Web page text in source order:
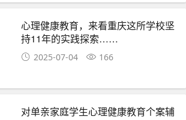
心理健康教育，来看重庆这所学校坚
持11年的实践探索……
2025-07-04 166
对单亲家庭学生心理健康教育个案辅